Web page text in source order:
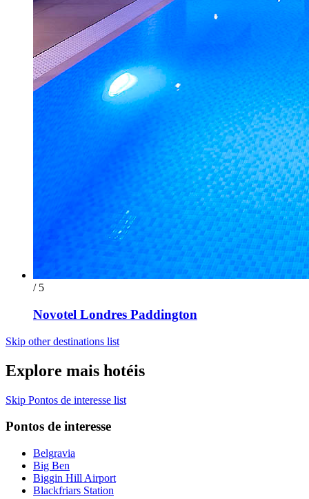
/ 5
Novotel Londres Paddington
Skip other destinations list
Explore mais hotéis
Skip Pontos de interesse list
Pontos de interesse
Belgravia
Big Ben
Biggin Hill Airport
Blackfriars Station